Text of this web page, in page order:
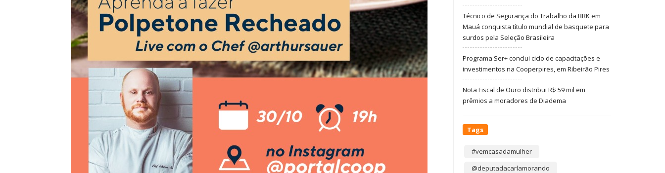
Técnico de Segurança do Trabalho da BRK em
Mauá conquista título mundial de basquete para
surdos pela Seleção Brasileira
Programa Ser+ conclui ciclo de capacitações e
investimentos na Cooperpires, em Ribeirão Pires
Nota Fiscal de Ouro distribui R$ 59 mil em
prêmios a moradores de Diadema
Tags
#vemcasadamulher
@deputadacarlamorando